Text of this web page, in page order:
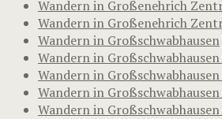
Wandern in Großenehrich
Wandern in Großenehrich
Wandern in Großschwabhausen
Wandern in
Wandern in
Wandern in
Wandern in